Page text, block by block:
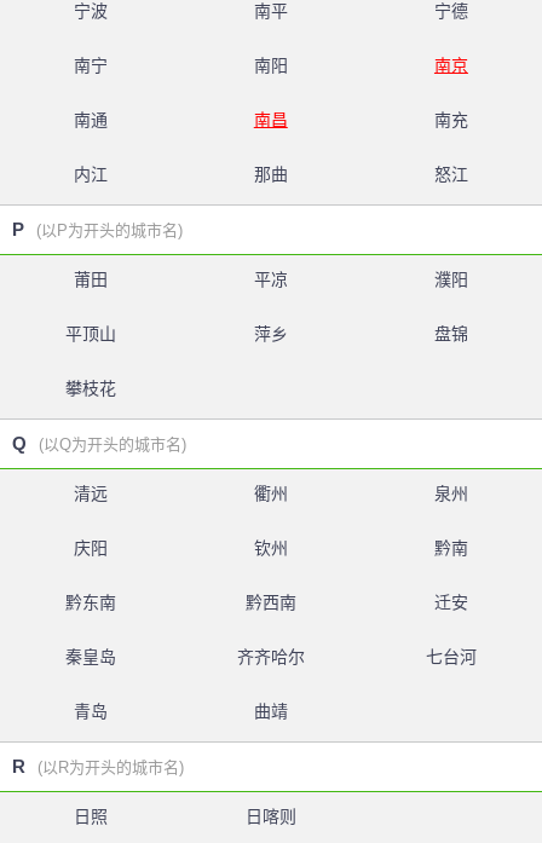
宁波 南平 宁德
南宁 南阳 南京
南通 南昌 南充
内江 那曲 怒江
P (以P为开头的城市名)
莆田 平凉 濮阳
平顶山 萍乡 盘锦
攀枝花
Q (以Q为开头的城市名)
清远 衢州 泉州
庆阳 钦州 黔南
黔东南 黔西南 迁安
秦皇岛 齐齐哈尔 七台河
青岛 曲靖
R (以R为开头的城市名)
日照 日喀则